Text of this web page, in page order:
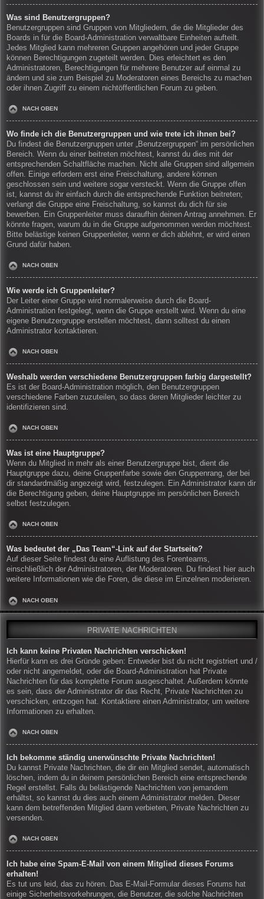
Was sind Benutzergruppen?
Benutzergruppen sind Gruppen von Mitgliedern, die die Mitglieder des
Boards in für die Board-Administration verwaltbare Einheiten aufteilt.
Jedes Mitglied kann mehreren Gruppen angehören und jeder Gruppe
können Berechtigungen zugeteilt werden. Dies erleichtert es den
Administratoren, Berechtigungen für mehrere Benutzer auf einmal zu
ändern und sie zum Beispiel zu Moderatoren eines Bereichs zu machen
oder ihnen Zugriff zu einem nichtöffentlichen Forum zu geben.
NACH OBEN
Wo finde ich die Benutzergruppen und wie trete ich ihnen bei?
Du findest die Benutzergruppen unter „Benutzergruppen“ im persönlichen
Bereich. Wenn du einer beitreten möchtest, kannst du dies mit der
entsprechenden Schaltfläche machen. Nicht alle Gruppen sind allgemein
offen. Einige erfordern erst eine Freischaltung, andere können
geschlossen sein und weitere sogar versteckt. Wenn die Gruppe offen
ist, kannst du ihr einfach durch die entsprechende Funktion beitreten;
verlangt die Gruppe eine Freischaltung, so kannst du dich für sie
bewerben. Ein Gruppenleiter muss daraufhin deinen Antrag annehmen. Er
könnte fragen, warum du in die Gruppe aufgenommen werden möchtest.
Bitte belästige keinen Gruppenleiter, wenn er dich ablehnt, er wird einen
Grund dafür haben.
NACH OBEN
Wie werde ich Gruppenleiter?
Der Leiter einer Gruppe wird normalerweise durch die Board-
Administration festgelegt, wenn die Gruppe erstellt wird. Wenn du eine
eigene Benutzergruppe erstellen möchtest, dann solltest du einen
Administrator kontaktieren.
NACH OBEN
Weshalb werden verschiedene Benutzergruppen farbig dargestellt?
Es ist der Board-Administration möglich, den Benutzergruppen
verschiedene Farben zuzuteilen, so dass deren Mitglieder leichter zu
identifizieren sind.
NACH OBEN
Was ist eine Hauptgruppe?
Wenn du Mitglied in mehr als einer Benutzergruppe bist, dient die
Hauptgruppe dazu, deine Gruppenfarbe sowie den Gruppenrang, der bei
dir standardmäßig angezeigt wird, festzulegen. Ein Administrator kann dir
die Berechtigung geben, deine Hauptgruppe im persönlichen Bereich
selbst festzulegen.
NACH OBEN
Was bedeutet der „Das Team“-Link auf der Startseite?
Auf dieser Seite findest du eine Auflistung des Forenteams,
einschließlich der Administratoren, der Moderatoren. Du findest hier auch
weitere Informationen wie die Foren, die diese im Einzelnen moderieren.
NACH OBEN
PRIVATE NACHRICHTEN
Ich kann keine Privaten Nachrichten verschicken!
Hierfür kann es drei Gründe geben: Entweder bist du nicht registriert und /
oder nicht angemeldet, oder die Board-Administration hat Private
Nachrichten für das komplette Forum ausgeschaltet. Außerdem könnte
es sein, dass der Administrator dir das Recht, Private Nachrichten zu
verschicken, entzogen hat. Kontaktiere einen Administrator, um weitere
Informationen zu erhalten.
NACH OBEN
Ich bekomme ständig unerwünschte Private Nachrichten!
Du kannst Private Nachrichten, die dir ein Mitglied sendet, automatisch
löschen, indem du in deinem persönlichen Bereich eine entsprechende
Regel erstellst. Falls du belästigende Nachrichten von jemandem
erhältst, so kannst du dies auch einem Administrator melden. Dieser
kann dem betreffenden Mitglied dann verbieten, Private Nachrichten zu
versenden.
NACH OBEN
Ich habe eine Spam-E-Mail von einem Mitglied dieses Forums
erhalten!
Es tut uns leid, das zu hören. Das E-Mail-Formular dieses Forums hat
einige Sicherheitsvorkehrungen, die Benutzer, die solche Nachrichten